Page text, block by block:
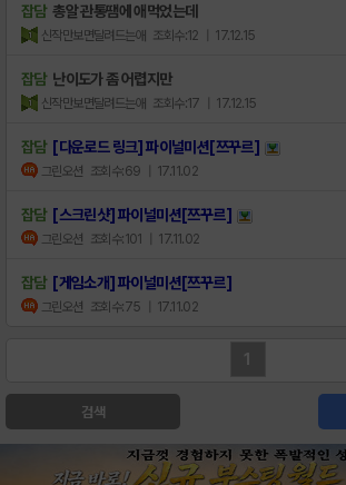
잡담 총알 관통땜에 애먹었는데
신작만보면달려드는애 조회수:12 | 17.12.15
잡담 난이도가 좀 어렵지만
신작만보면달려드는애 조회수:17 | 17.12.15
잡담 [다운로드 링크] 파이널미션[쯔꾸르]
그린오션 조회수:69 | 17.11.02
잡담 [스크린샷] 파이널미션[쯔꾸르]
그린오션 조회수:101 | 17.11.02
잡담 [게임소개] 파이널미션[쯔꾸르]
그린오션 조회수:75 | 17.11.02
1
검색